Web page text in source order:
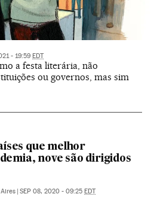
- 19:59 EDT
a festa literária, não
ou governos, mas sim
que melhor
nove são dirigidos
Aires SEP 08, 2020 - 09:25 EDT